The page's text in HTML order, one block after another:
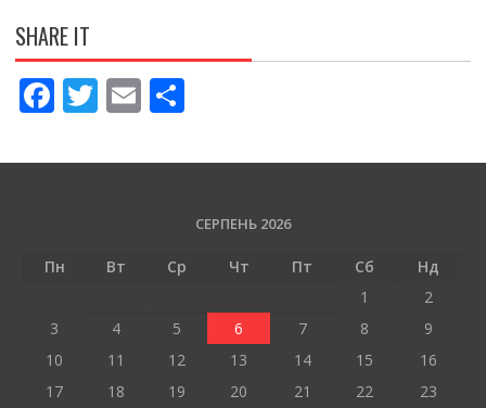
SHARE IT
F
e
o
T
itt
E
ai
П
ді
и
т
ся
СЕРПЕНЬ 2026
Пн Вт Ср Чт Пт Сб
Нд
1
2
3
4 5 6 7 8
9
10
11 12 13 14 15
16
17
18 19 20 21 22 23